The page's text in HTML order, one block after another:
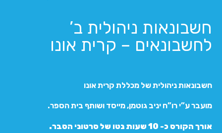
חשבונאות ניהולית ב’
לחשבונאים – קרית אונו
חשבונאות ניהולית של מכללת קרית אונו
מועבר ע”י רו”ח יניב גוטמן, מייסד ושותף בית הספר.
אורך הקורס כ- 10 שעות נטו של סרטוני הסבר.